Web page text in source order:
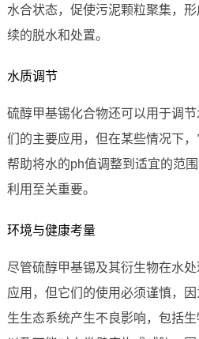
水合状态，促使污泥颗粒聚集，
续的脱水和处置。
水质调节
硫醇甲基锡化合物还可以用于调
们的主要应用，但在某些情况下，
帮助将水的ph值调整到适宜的范
利用至关重要。
环境与健康考量
尽管硫醇甲基锡及其衍生物在水
应用，但它们的使用必须谨慎，
生生态系统产生不良影响，包括生